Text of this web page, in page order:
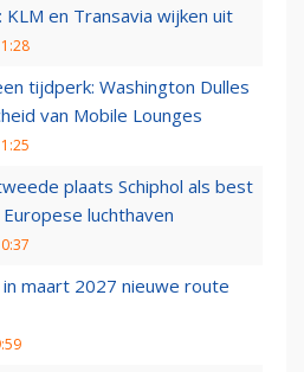
KLM en Transavia wijken uit
tijdperk: Washington Dulles
van Mobile Lounges
plaats Schiphol als best
luchthaven
maart 2027 nieuwe route